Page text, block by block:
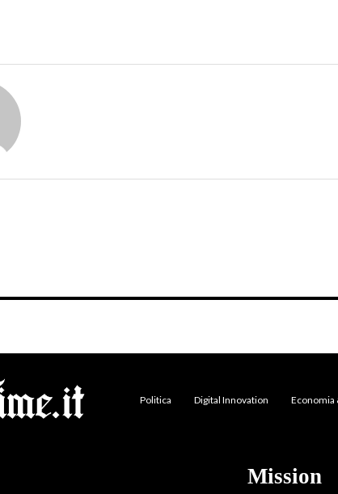
Politica Digital Innovation Economia
Mission